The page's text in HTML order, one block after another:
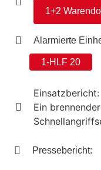
1+2
Alarmierte
1-HLF 20
Einsatzbericht:
Ein
Pressebericht: